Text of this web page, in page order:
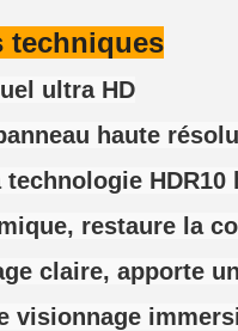
techniques
ultra HD
haute
technologie HDR10
restaure la
claire, apporte
visionnage